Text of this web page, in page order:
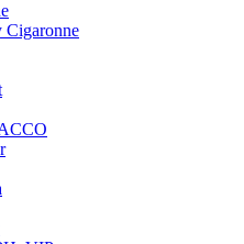
Cigaronne